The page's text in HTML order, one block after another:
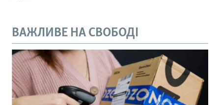
ВАЖЛИВЕ НА СВОБОДІ